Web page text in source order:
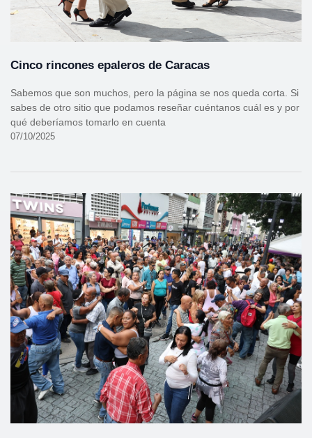
Cinco rincones epaleros de Caracas
Sabemos que son muchos, pero la página se nos queda corta. Si
sabes de otro sitio que podamos reseñar cuéntanos cuál es y por
qué deberíamos tomarlo en cuenta
07/10/2025